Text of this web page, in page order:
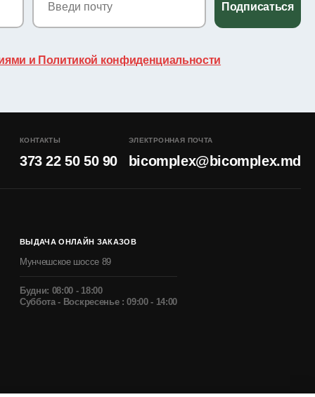
Подписаться
и Политикой конфиденциальности
КОНТАКТЫ
373 22 50 50 90
ЭЛЕКТРОННАЯ ПОЧТА
bicomplex@bicomplex.md
ВЫДАЧА ОНЛАЙН ЗАКАЗОВ
Мунчешское шоссе 89
Будни: 08:00 - 18:00
Суббота - Воскресенье : 09:00 - 14:00